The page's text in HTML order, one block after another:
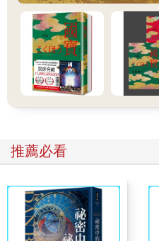
「請了解，」艾立克解釋說，
國人的孩子，最好能移居歐洲
社會會迫害美-亞混血。我們沒
「但那些做母親的，她們能同
「如果她們現在還沒來，就算想
「那小美呢？」潘恩問。
「我有幾個月沒見到她母親了。
「你會帶她走嗎？」
推薦必看